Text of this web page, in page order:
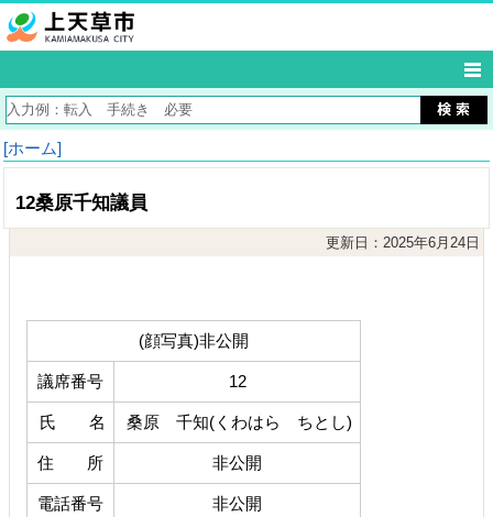
[ホーム]
12桑原千知議員
更新日：2025年6月24日
(顔写真)非公開
議席番号 12
氏 名 桑原 千知(くわはら ちとし)
住 所 非公開
電話番号 非公開